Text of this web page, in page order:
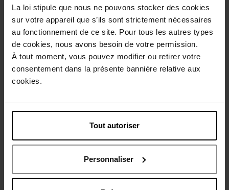
La loi stipule que nous ne pouvons stocker des cookies
sur votre appareil que s’ils sont strictement nécessaires
au fonctionnement de ce site. Pour tous les autres types
de cookies, nous avons besoin de votre permission.
À tout moment, vous pouvez modifier ou retirer votre
consentement dans la présente bannière relative aux
cookies.
Tout autoriser
Personnaliser
Conseil d'utilisation
Caractéristiques
Avis client
Vous aimerez peut-être